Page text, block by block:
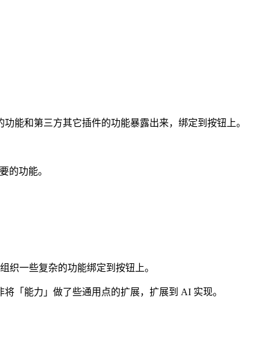
能和第三方其它插件的功能暴露出来，绑定到按钮上。
的功能。
织一些复杂的功能绑定到按钮上。
「能力」做了些通用点的扩展，扩展到 AI 实现。